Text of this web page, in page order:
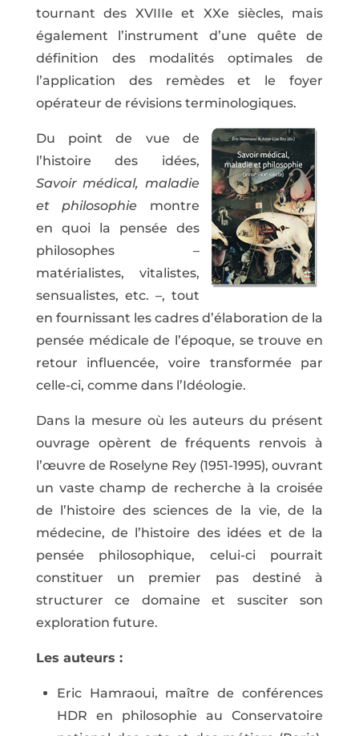
tournant des XVIIIe et XXe siècles, mais
également l’instrument d’une quête de
définition des modalités optimales de
l’application des remèdes et le foyer
opérateur de révisions terminologiques.
Du point de vue de
l’histoire des idées,
Savoir médical, maladie
et philosophie montre
en quoi la pensée des
philosophes –
matérialistes, vitalistes,
sensualistes, etc. –, tout
en fournissant les cadres d’élaboration de la
pensée médicale de l’époque, se trouve en
retour influencée, voire transformée par
celle-ci, comme dans l’Idéologie.
Dans la mesure où les auteurs du présent
ouvrage opèrent de fréquents renvois à
l’œuvre de Roselyne Rey (1951-1995), ouvrant
un vaste champ de recherche à la croisée
de l’histoire des sciences de la vie, de la
médecine, de l’histoire des idées et de la
pensée philosophique, celui-ci pourrait
constituer un premier pas destiné à
structurer ce domaine et susciter son
exploration future.
Les auteurs :
Eric Hamraoui, maître de conférences
HDR en philosophie au Conservatoire